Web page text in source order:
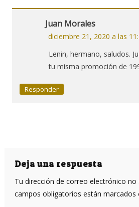
Juan Morales
diciembre 21, 2020 a las
Lenin, hermano, saludos.
tu misma promoción de
Responder
Deja una respuesta
Tu dirección de correo electrónico no
campos obligatorios están marcados